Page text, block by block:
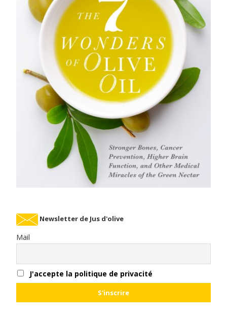
Newsletter de Jus d'olive
Mail
J'accepte la politique de privacité